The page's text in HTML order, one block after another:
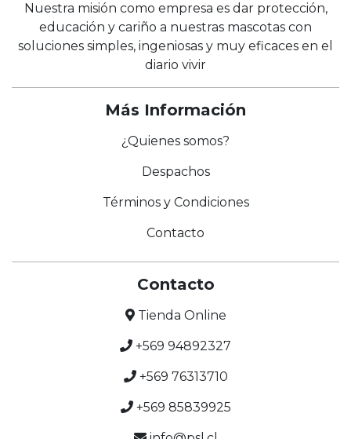
Nuestra misión como empresa es dar protección,
educación y cariño a nuestras mascotas con
soluciones simples, ingeniosas y muy eficaces en el
diario vivir
Más Información
¿Quienes somos?
Despachos
Términos y Condiciones
Contacto
Contacto
Tienda Online
+569 94892327
+569 76313710
+569 85839925